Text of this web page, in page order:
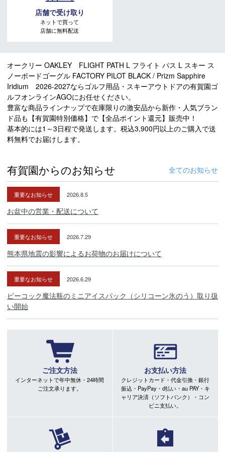
店舗で受け取り
ネットで買って
店舗に無料配送
オークリー OAKLEY FLIGHT PATH L フライト パス L スキー ス
ノーボードゴーグル FACTORY PILOT BLACK / Prizm Sapphire
Iridium 2026-2027ならゴルフ用品・スキーアウトドアの有賀園ゴ
ルフオンラインAGOにお任せください。
豊富な商品ラインナップで在庫限りの激安品から新作・人気ブラン
ド品も【有賀園特別価格】で【全品ポイント還元】販売中！
基本的には1～3日程で発送します。税込3,900円以上のご購入で送
料無料でお届けします。
有賀園からのお知らせ 全てのお知らせ
重要なお知らせ 2026.8.5
お盆中の営業・配送について
重要なお知らせ 2026.7.29
熊本県地震の影響によるお荷物のお届けについて
重要なお知らせ 2026.6.29
ピーコック魔法瓶のミニアイスパック（シリコーン氷のう）取り扱
い開始
ご注文方法
インターネットで年中無休・24時間
ご注文承ります。
お支払い方法
クレジットカード・代金引換・銀行
振込・PayPay・d払い・au PAY・キ
ャリア決済（ソフトバンク）・コン
ビニ支払い。